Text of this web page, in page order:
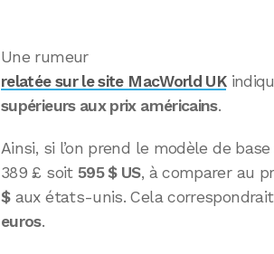
Une rumeur
relatée sur le site MacWorld UK
supérieurs aux prix américains.
Ainsi, si l’on prend le modèle de
389 £ soit 595 $ US, à comparer au
$aux états-unis. Cela
euros.